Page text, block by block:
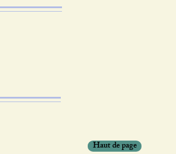
Haut de page